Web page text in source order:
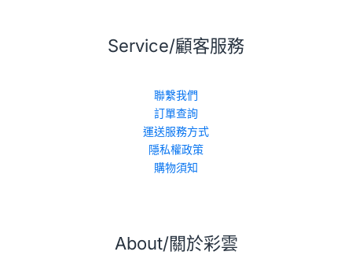
Service/顧客服務
聯繫我們
訂單查詢
運送服務方式
隱私權政策
購物須知
About/關於彩雲